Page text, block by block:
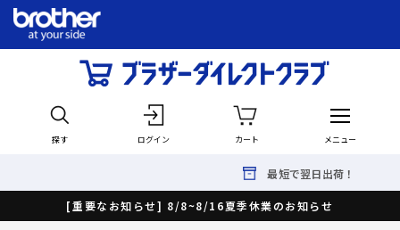
探す ログイン カート メニュー
最短で翌日出荷！
[重要なお知らせ] 8/8~8/16夏季休業のお知らせ